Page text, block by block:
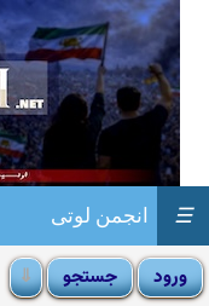
انجمن لوتی ☰